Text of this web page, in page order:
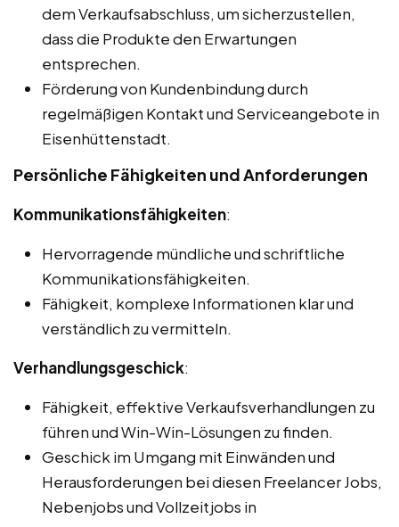
dem Verkaufsabschluss, um sicherzustellen,
dass die Produkte den Erwartungen
entsprechen.
Förderung von Kundenbindung durch
regelmäßigen Kontakt und Serviceangebote in
Eisenhüttenstadt.
Persönliche Fähigkeiten und Anforderungen
Kommunikationsfähigkeiten:
Hervorragende mündliche und schriftliche
Kommunikationsfähigkeiten.
Fähigkeit, komplexe Informationen klar und
verständlich zu vermitteln.
Verhandlungsgeschick:
Fähigkeit, effektive Verkaufsverhandlungen zu
führen und Win-Win-Lösungen zu finden.
Geschick im Umgang mit Einwänden und
Herausforderungen bei diesen Freelancer Jobs,
Nebenjobs und Vollzeitjobs in